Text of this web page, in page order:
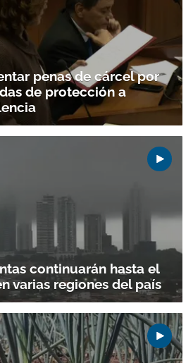
penas de cárcel por
de protección a
continuarán hasta el
varias regiones del país